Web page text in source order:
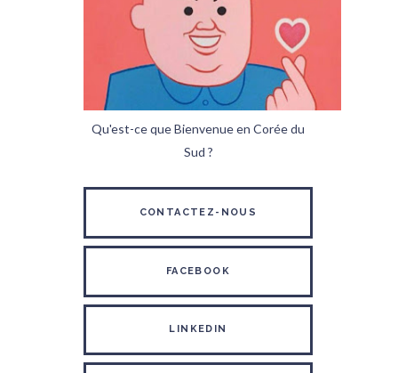
Qu'est-ce que Bienvenue en Corée du
Sud ?
CONTACTEZ-NOUS
FACEBOOK
LINKEDIN